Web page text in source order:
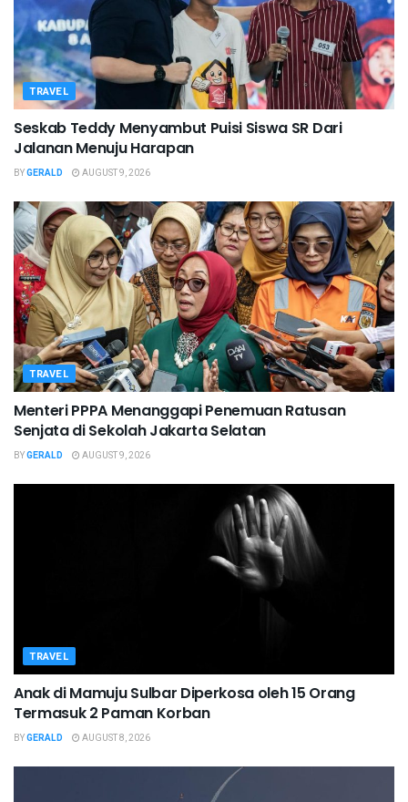
TRAVEL
Seskab Teddy Menyambut Puisi Siswa SR Dari
Jalanan Menuju Harapan
BYGERALD AUGUST 9, 2026
TRAVEL
Menteri PPPA Menanggapi Penemuan Ratusan
Senjata di Sekolah Jakarta Selatan
BYGERALD AUGUST 9, 2026
TRAVEL
Anak di Mamuju Sulbar Diperkosa oleh 15 Orang
Termasuk 2 Paman Korban
BYGERALD AUGUST 8, 2026